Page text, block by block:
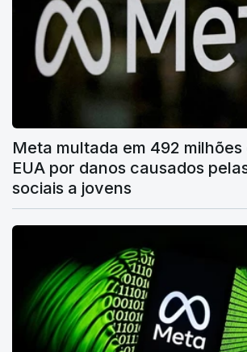
Meta multada em 492
EUA por danos causados
sociais a jovens